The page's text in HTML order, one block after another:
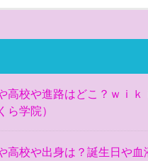
高校や進路はどこ？ｗｉｋ
ら学院）
高校や出身は？誕生日や血